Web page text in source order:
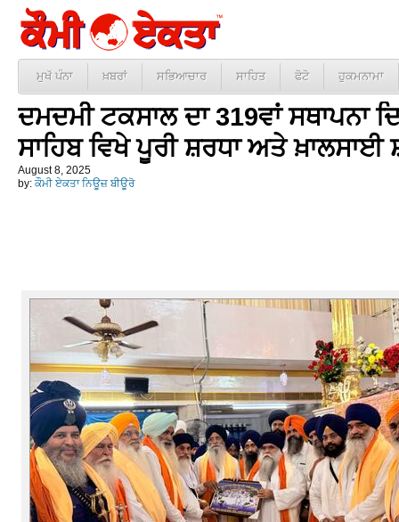
ਮੁਖੱ ਪੰਨਾ ਖ਼ਬਰਾਂ ਸਭਿਆਚਾਰ ਸਾਹਿਤ ਫੋਟੋ ਹੁਕਮਨਾਮਾ
ਦਮਦਮੀ ਟਕਸਾਲ ਦਾ 319ਵਾਂ ਸਥਾਪਨਾ
ਸਾਹਿਬ ਵਿਖੇ ਪੂਰੀ ਸ਼ਰਧਾ ਅਤੇ
August 8, 2025
by: ਕੌਮੀ ਏਕਤਾ ਨਿਊਜ਼ ਬੀਊਰੋ